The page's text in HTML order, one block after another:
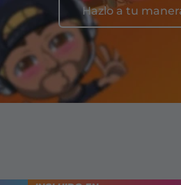
Hazlo a tu